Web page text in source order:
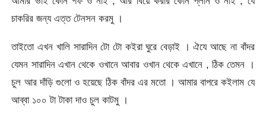
চাকরির জন্য এত্ত টেনসন করমু ।
তাইতো এখন খালি সারাদিন টো টো কইরা ঘুরে বেড়াই । ঐযে আছে না বাঁদর
যেমন সারাদিন এখান থেকে ওখানে আবার ওখান থেকে এখানে , ঠিক তেমন ।
চুল আর দাঁড়ি গুলো ও হয়েছে ঠিক বাঁদর এর মতো । আমার বাপরে কইলাম যে
আব্বা ১০০ টা টাকা দাও চুল কাটমু ।